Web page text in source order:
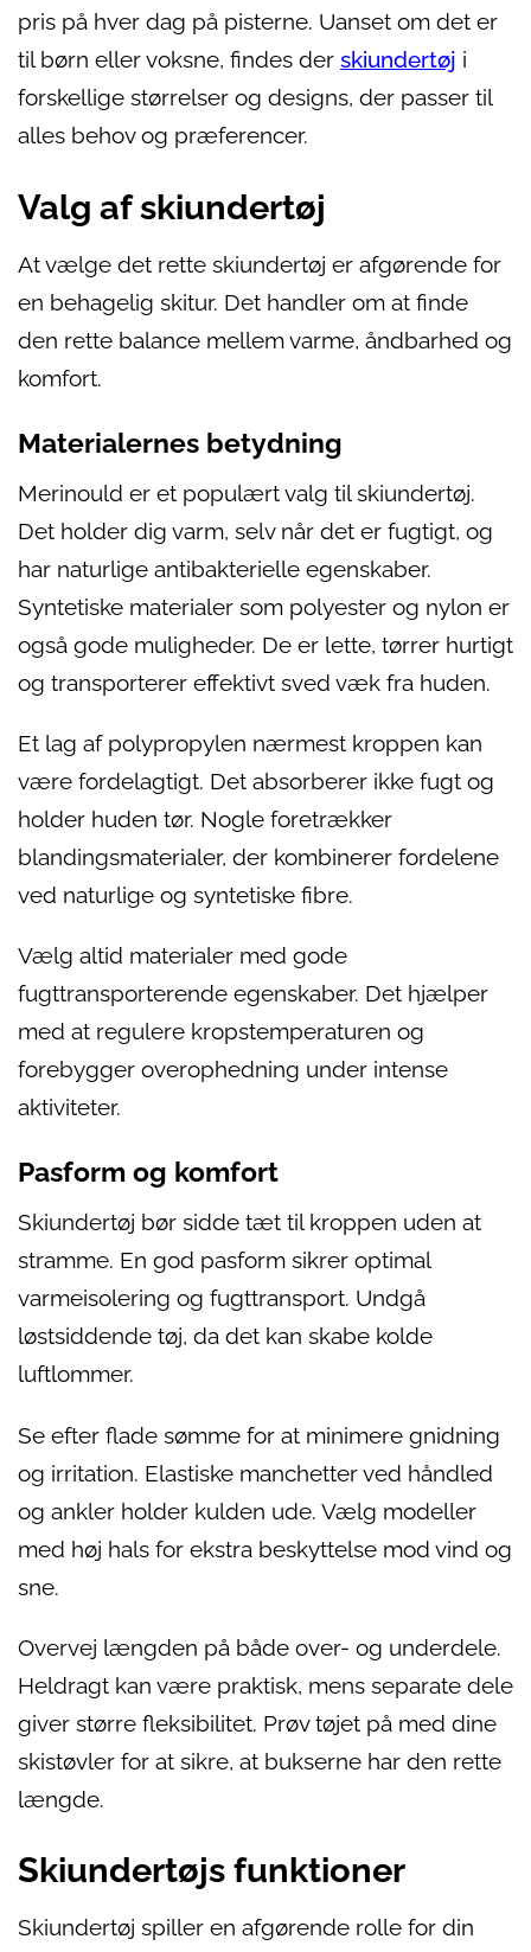
pris på hver dag på pisterne. Uanset om det er
til børn eller voksne, findes der skiundertøj i
forskellige størrelser og designs, der passer til
alles behov og præferencer.
Valg af skiundertøj
At vælge det rette skiundertøj er afgørende for
en behagelig skitur. Det handler om at finde
den rette balance mellem varme, åndbarhed og
komfort.
Materialernes betydning
Merinould er et populært valg til skiundertøj.
Det holder dig varm, selv når det er fugtigt, og
har naturlige antibakterielle egenskaber.
Syntetiske materialer som polyester og nylon er
også gode muligheder. De er lette, tørrer hurtigt
og transporterer effektivt sved væk fra huden.
Et lag af polypropylen nærmest kroppen kan
være fordelagtigt. Det absorberer ikke fugt og
holder huden tør. Nogle foretrækker
blandingsmaterialer, der kombinerer fordelene
ved naturlige og syntetiske fibre.
Vælg altid materialer med gode
fugttransporterende egenskaber. Det hjælper
med at regulere kropstemperaturen og
forebygger overophedning under intense
aktiviteter.
Pasform og komfort
Skiundertøj bør sidde tæt til kroppen uden at
stramme. En god pasform sikrer optimal
varmeisolering og fugttransport. Undgå
løstsiddende tøj, da det kan skabe kolde
luftlommer.
Se efter flade sømme for at minimere gnidning
og irritation. Elastiske manchetter ved håndled
og ankler holder kulden ude. Vælg modeller
med høj hals for ekstra beskyttelse mod vind og
sne.
Overvej længden på både over- og underdele.
Heldragt kan være praktisk, mens separate dele
giver større fleksibilitet. Prøv tøjet på med dine
skistøvler for at sikre, at bukserne har den rette
længde.
Skiundertøjs funktioner
Skiundertøj spiller en afgørende rolle for din